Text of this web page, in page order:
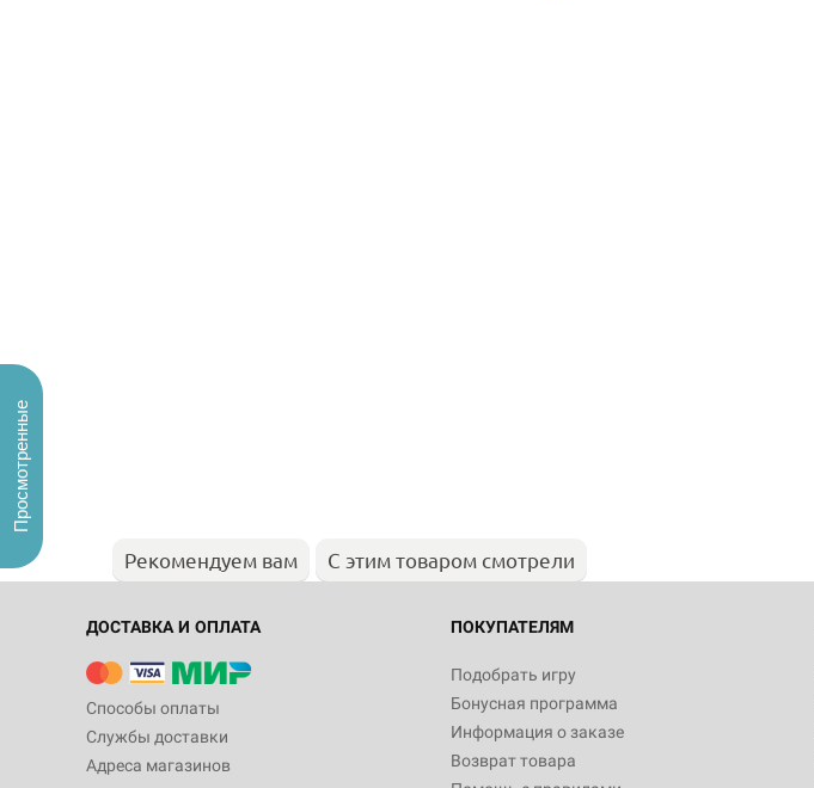
Рекомендуем вам С этим товаром смотрели
ДОСТАВКА И ОПЛАТА
Способы оплаты
Службы доставки
Адреса магазинов
ПОКУПАТЕЛЯМ
Подобрать игру
Бонусная программа
Информация о заказе
Возврат товара
Просмотренные